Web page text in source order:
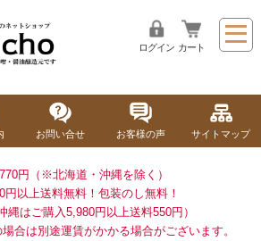
ログイン カート
お問い合せ お客様の声 サイトマップ
円（※北海道・沖縄を除く）
円以上送料無料！ 包装のし無料！
縄はご購入5,980円以上送料550円）
合は別途運賃がかかる場合がございます。